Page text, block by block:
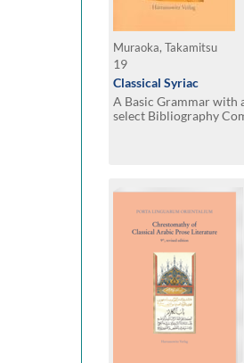
Muraoka, Takamitsu
19
Classical Syriac
A Basic Grammar with
select Bibliography